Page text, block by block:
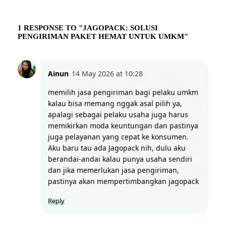
1 RESPONSE TO "JAGOPACK: SOLUSI
PENGIRIMAN PAKET HEMAT UNTUK UMKM"
Ainun 14 May 2026 at 10:28
memilih jasa pengiriman bagi pelaku umkm
kalau bisa memang nggak asal pilih ya,
apalagi sebagai pelaku usaha juga harus
memikirkan moda keuntungan dan pastinya
juga pelayanan yang cepat ke konsumen.
Aku baru tau ada Jagopack nih, dulu aku
berandai-andai kalau punya usaha sendiri
dan jika memerlukan jasa pengiriman,
pastinya akan mempertimbangkan jagopack
Reply